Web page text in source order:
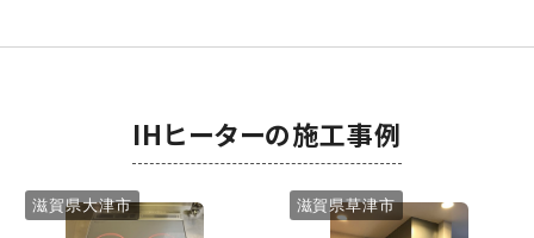
IHヒーターの施工事例
滋賀県大津市 滋賀県草津市